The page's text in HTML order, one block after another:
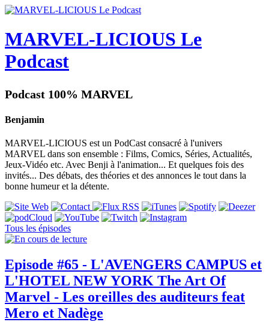
MARVEL-LICIOUS Le
Podcast
Podcast 100% MARVEL
Benjamin
MARVEL-LICIOUS est un PodCast consacré à l'univers
MARVEL dans son ensemble : Films, Comics, Séries, Actualités,
Jeux-Vidéo etc. Avec Benji à l'animation... Et quelques fois des
invités... Des débats, des théories et des annonces le tout dans la
bonne humeur et la détente.
Tous les épisodes
Episode #65 - L'AVENGERS CAMPUS et
L'HOTEL NEW YORK The Art Of
Marvel - Les oreilles des auditeurs feat
Mero et Nadège